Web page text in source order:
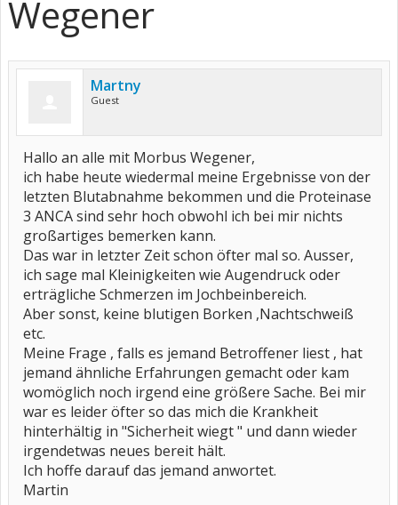
Wegener
Martny
Guest
Hallo an alle mit Morbus Wegener,
ich habe heute wiedermal meine Ergebnisse von der
letzten Blutabnahme bekommen und die Proteinase
3 ANCA sind sehr hoch obwohl ich bei mir nichts
großartiges bemerken kann.
Das war in letzter Zeit schon öfter mal so. Ausser,
ich sage mal Kleinigkeiten wie Augendruck oder
erträgliche Schmerzen im Jochbeinbereich.
Aber sonst, keine blutigen Borken ,Nachtschweiß
etc.
Meine Frage , falls es jemand Betroffener liest , hat
jemand ähnliche Erfahrungen gemacht oder kam
womöglich noch irgend eine größere Sache. Bei mir
war es leider öfter so das mich die Krankheit
hinterhältig in "Sicherheit wiegt " und dann wieder
irgendetwas neues bereit hält.
Ich hoffe darauf das jemand anwortet.
Martin